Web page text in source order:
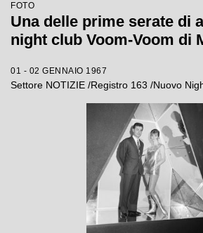
FOTO
Una delle prime serate di
night club Voom-Voom di
01 - 02 GENNAIO 1967
Settore NOTIZIE /Registro 163 /Nuovo